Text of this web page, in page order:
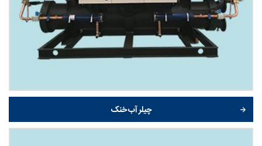
چیلر آب خنک